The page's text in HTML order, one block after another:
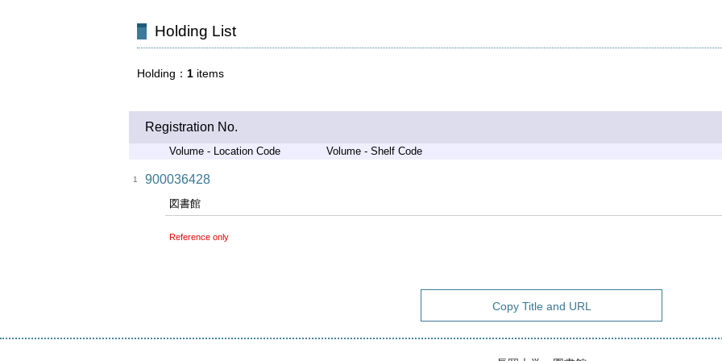
Holding List
Holding 1 items
Registration No.
Volume - Location Code Volume - Shelf Code
1 900036428
図書館
Reference only
Copy Title and URL